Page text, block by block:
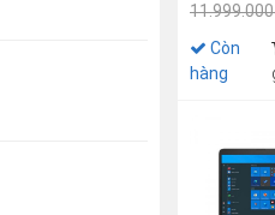
Win 11)
Còn
hàng